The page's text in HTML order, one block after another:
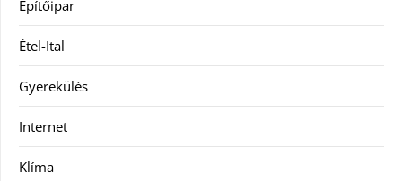
Építőipar
Étel-Ital
Gyerekülés
Internet
Klíma